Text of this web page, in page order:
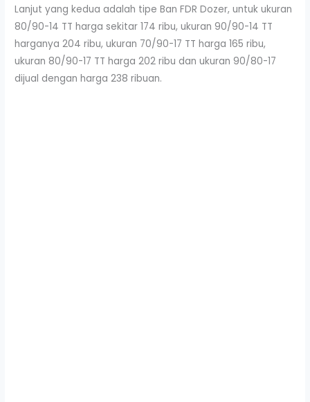
Lanjut yang kedua adalah tipe Ban FDR Dozer, untuk ukuran
80/90-14 TT harga sekitar 174 ribu, ukuran 90/90-14 TT
harganya 204 ribu, ukuran 70/90-17 TT harga 165 ribu,
ukuran 80/90-17 TT harga 202 ribu dan ukuran 90/80-17
dijual dengan harga 238 ribuan.